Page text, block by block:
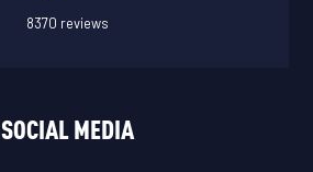
8370 reviews
SOCIAL MEDIA